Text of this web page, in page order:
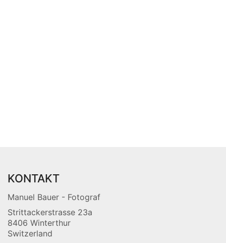
KONTAKT
Manuel Bauer - Fotograf
Strittackerstrasse 23a
8406 Winterthur
Switzerland